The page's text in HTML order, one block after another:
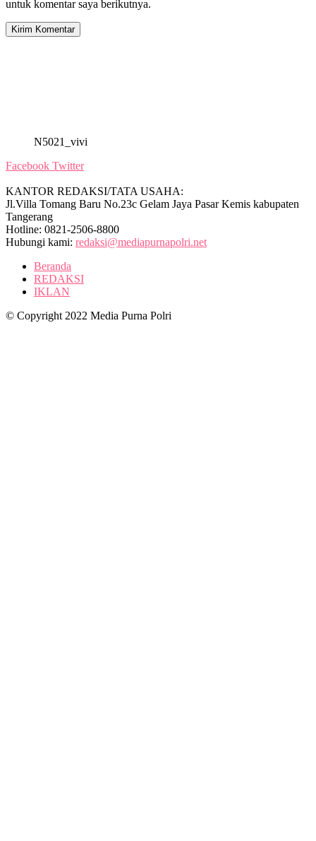
untuk komentar saya berikutnya.
N5021_vivi
Facebook Twitter
KANTOR REDAKSI/TATA USAHA:
Jl.Villa Tomang Baru No.23c Gelam Jaya Pasar Kemis kabupaten
Tangerang
Hotline: 0821-2506-8800
Hubungi kami: redaksi@mediapurnapolri.net
Beranda
REDAKSI
IKLAN
© Copyright 2022 Media Purna Polri